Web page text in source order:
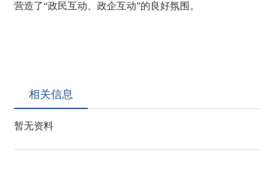
营造了“政民互动、政企互动”的良好氛围。
相关信息
暂无资料